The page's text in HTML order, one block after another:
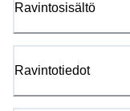
Ravintosisältö
Ravintotiedot